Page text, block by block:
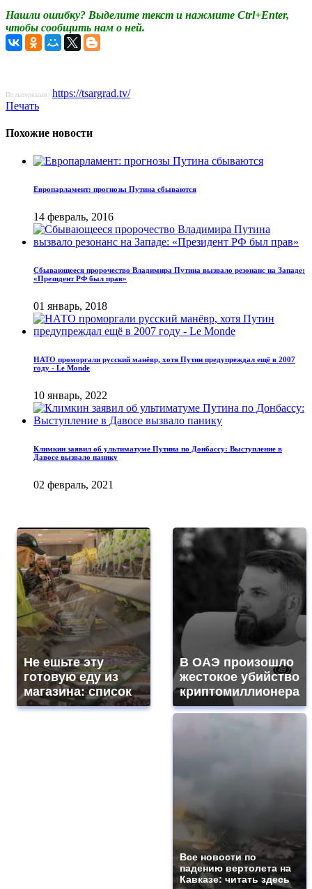
Нашли ошибку? Выделите текст и нажмите Ctrl+Enter,
чтобы сообщить нам о ней.
По материалам: https://tsargrad.tv/
Печать
Похожие новости
Европарламент: прогнозы Путина сбываются
14 февраль, 2016
Сбывающееся пророчество Владимира Путина вызвало резонанс на Западе:
«Президент РФ был прав»
01 январь, 2018
НАТО проморгали русский манёвр, хотя Путин предупреждал ещё в 2007
году - Le Monde
10 январь, 2022
Климкин заявил об ультиматуме Путина по Донбассу: Выступление в
Давосе вызвало панику
02 февраль, 2021
Не ешьте эту
готовую еду из
магазина: список
В ОАЭ произошло
жестокое убийство
криптомиллионера
Все новости по
падению вертолета на
Кавказе: читать здесь